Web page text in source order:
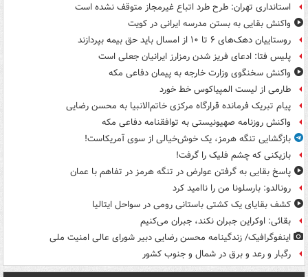
استانداری تهران: طرح طرد اتباع غیرمجاز متوقف نشده است
واکنش بقایی به بستن مدرسه ایرانی در کویت
روستاییان دهک‌های ۶ تا ۱۰ از امسال باید حق بیمه بپردازند
پلیس فتا: ادعای فریز شدن رمزارز ایرانیان جعلی است
واکنش سخنگوی وزارت خارجه به پیمان دفاعی مکه
طارمی از لیست المپیاکوس خط خورد
پیام تبریک فرمانده قرارگاه مرکزی خاتم‌الانبیا به محسن رضایی
واکنش روزنامه صهیونیستی به توافقنامه دفاعی مکه
بازگشایی تنگه هرمز، یک خوش‌خیالی از سوی آمریکاست!
بازیکنی که چشم فلیک را گرفت!
پاسخ بقایی به گرفتن عوارض در تنگه هرمز در تفاهم با عمان
رونالدو: بارسلونا من را ناامید کرد
کشف بقایای یک کشتی باستانی رومی در سواحل ایتالیا
بقائی: اوکراین جبران نکند، جبران می‌کنیم
اینفوگرافیک/ زندگینامه محسن رضایی دبیر شورای عالی امنیت‌ ملی
رگبار و رعد و برق در شمال و جنوب کشور